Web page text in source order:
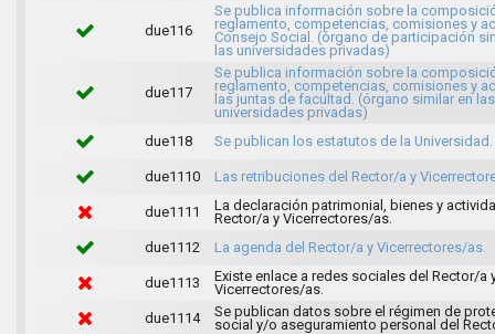
due116
Se publica información sobre la
reglamento, competencias, comisiones y
Consejo Social. (órgano de participación
las universidades privadas)
due117
Se publica información sobre la
reglamento, competencias, comisiones y
las juntas de facultad. (órgano similar en las
universidades privadas)
due118
Se publican los estatutos de la Universidad.
due1110 Las retribuciones del Rector/a y
due1111
La declaración patrimonial, bienes y
Rector/a y Vicerrectores/as.
due1112
La agenda del Rector/a y Vicerrectores/as.
due1113
Existe enlace a redes sociales del Rector/a
Vicerrectores/as.
due1114
Se publican datos sobre el régimen de
social y/o aseguramiento personal del